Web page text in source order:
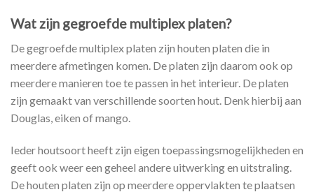
Wat zijn gegroefde multiplex platen?
De gegroefde multiplex platen zijn houten platen die in
meerdere afmetingen komen. De platen zijn daarom ook op
meerdere manieren toe te passen in het interieur. De platen
zijn gemaakt van verschillende soorten hout. Denk hierbij aan
Douglas, eiken of mango.
Ieder houtsoort heeft zijn eigen toepassingsmogelijkheden en
geeft ook weer een geheel andere uitwerking en uitstraling.
De houten platen zijn op meerdere oppervlakten te plaatsen